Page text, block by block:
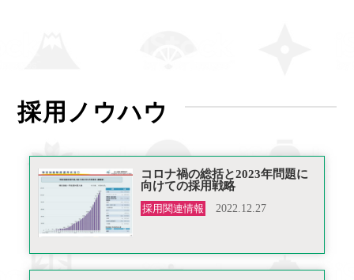
採用ノウハウ
コロナ禍の総括と2023年問題に
向けての採用戦略
採用関連情報 2022.12.27